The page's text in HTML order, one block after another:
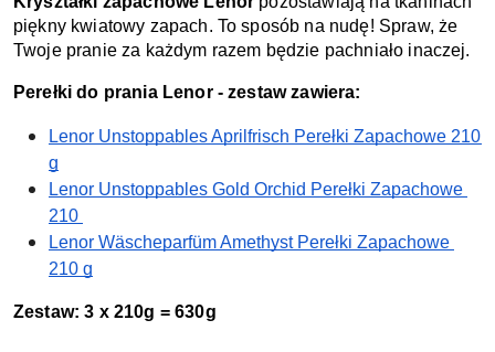
piękny kwiatowy zapach. To sposób na nudę! Spraw, że
Twoje pranie za każdym razem będzie pachniało inaczej.
Perełki do prania Lenor - zestaw zawiera:
Lenor Unstoppables Aprilfrisch Perełki Zapachowe 210
g
Lenor Unstoppables Gold Orchid Perełki Zapachowe
210
Lenor Wäscheparfüm Amethyst Perełki Zapachowe
210 g
Zestaw: 3 x 210g = 630g